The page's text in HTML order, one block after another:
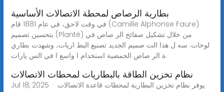
بطارية الرصاص لمحطة الاتصالات الأساسية
في وقت لاحق، في عام 1881 قام (Camille Alphonse Faure)
بتحسين تصميم (Planté) من خلال تشكيل صفائح الر صاص في
لوحات. سه ل هذا الت صميم الجديد تصنيع البط اريات، وشهدت بطاري
ة الر صاص الحمضية استخدام ا واسع ا في الس يارات.
نظام تخزين الطاقة بالبطاريات لمحطات الاتصالات
Jul 18, 2025 · يوفر نظام تخزين البطارية لمحطات قاعدة الاتصالات